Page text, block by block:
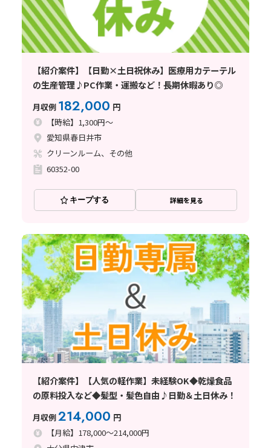
【紹介案件】【日勤×土日祝休み】医療用カテーテル
の生産管理♪PC作業・運搬など！長期休暇あり◎
月収例 182,000 円
【時給】1,300円～
愛知県春日井市
クリーンルーム、その他
60352-00
キープする 詳細を見る
【紹介案件】【人気の軽作業】未経験OK◆乾燥食品
の原料投入など◆髪型・髪色自由♪日勤＆土日休み！
月収例214,000 円
【月給】178,000～214,000円